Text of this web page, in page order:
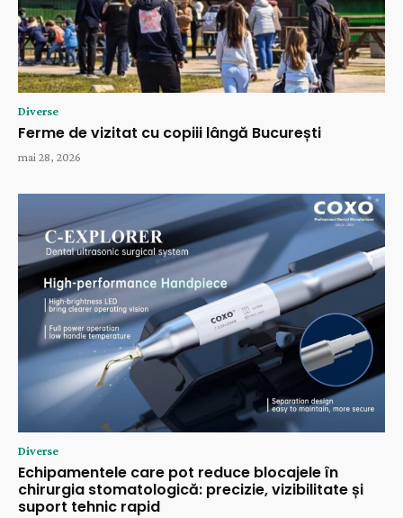
Diverse
Ferme de vizitat cu copiii lângă București
mai 28, 2026
Diverse
Echipamentele care pot reduce blocajele în
chirurgia stomatologică: precizie, vizibilitate și
suport tehnic rapid